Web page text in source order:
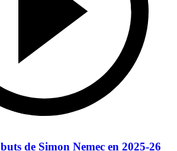
de Simon Nemec en 2025-26